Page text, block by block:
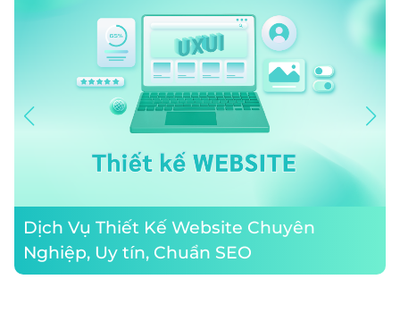
Dịch Vụ Thiết Kế Website Chuyên
Nghiệp, Uy tín, Chuẩn SEO